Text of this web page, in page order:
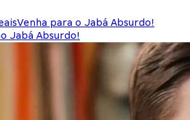
Venha para o Jabá Absurdo!
Jabá Absurdo!